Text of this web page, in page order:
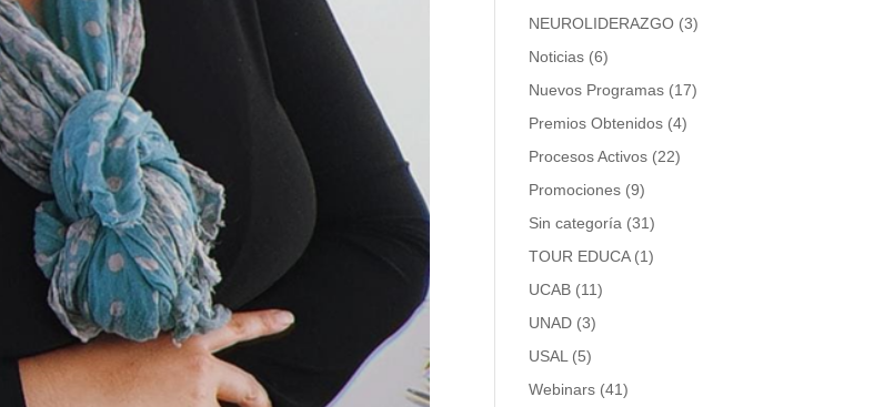
NEUROLIDERAZGO (3)
Noticias (6)
Nuevos Programas (17)
Premios Obtenidos (4)
Procesos Activos (22)
Promociones (9)
Sin categoría (31)
TOUR EDUCA(1)
UCAB (11)
UNAD (3)
USAL (5)
Webinars (41)